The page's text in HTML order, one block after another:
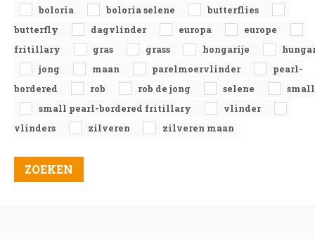
boloria boloria selene
butterflies
butterfly
dagvlinder europa
europe
fritillary
gras grass hongarije
jong
maan parelmoervlinder
pearl-
bordered
rob rob de jong selene
small
small pearl-bordered fritillary
vlinder
vlinders
zilveren zilveren maan